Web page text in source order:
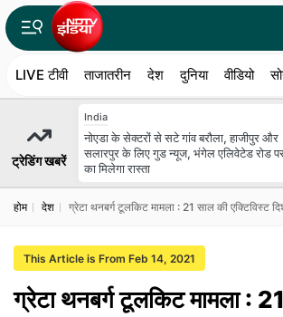
LIVE टीवी ताजातरीन देश दुनिया वीडियो
ट्रेडिंग खबरें
India
नोएडा के सेक्टरों से सटे गांव बरौला, हाजीपुर और
सलारपुर के लिए गुड न्यूज, भंगेल एलिवेटेड रोड
का मिलेगा रास्ता
होम देश ग्रेटा थनबर्ग टूलकिट मामला : 21 साल की एक्टिविस्ट
This Article is From Feb 14, 2021
ग्रेटा थनबर्ग टूलकिट मामला :